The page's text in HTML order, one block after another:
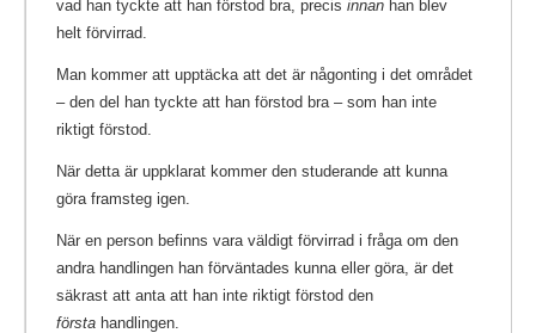
vad han tyckte att han förstod bra, precis innan han blev
helt förvirrad.
Man kommer att upptäcka att det är någonting i det området
– den del han tyckte att han förstod bra – som han inte
riktigt förstod.
När detta är uppklarat kommer den studerande att kunna
göra framsteg igen.
När en person befinns vara väldigt förvirrad i fråga om den
andra handlingen han förväntades kunna eller göra, är det
säkrast att anta att han inte riktigt förstod den
första handlingen.